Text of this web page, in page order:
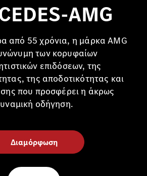
AMG
από 55 χρόνια, η μάρκα AMG
των κορυφαίων
επιδόσεων, της
της αποδοτικότητας και
που προσφέρει η άκρως
οδήγηση.
Διαμόρφωση